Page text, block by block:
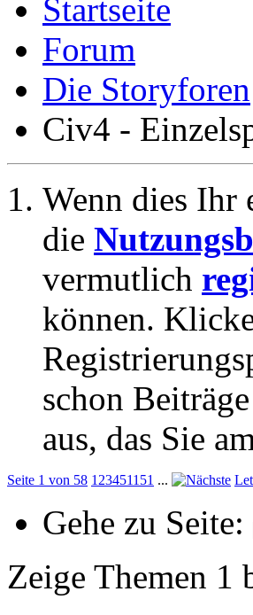
Forum
Die Storyforen
Civ4 -
Wenn dies Ihr
die
vermutlich
können.
schon
aus, das Sie
Seite 1 von 58 1 234511 51 ...
Gehe zu Seite:
Zeige Themen 1